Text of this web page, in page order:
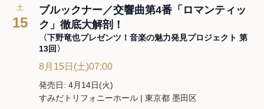
土
15
ブルックナー／交響曲第4番「ロマンティッ
ク」徹底大解剖！
〈下野竜也プレゼンツ！音楽の魅力発見プロジェクト 第
13回〉
8月15日(土)07:00
発売日: 4月14日(火)
すみだトリフォニーホール | 東京都 墨田区